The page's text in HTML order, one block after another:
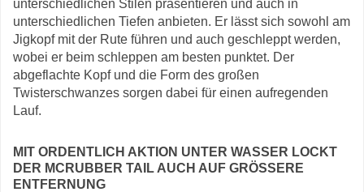
unterschiedlichen Stilen präsentieren und auch in
unterschiedlichen Tiefen anbieten. Er lässt sich sowohl am
Jigkopf mit der Rute führen und auch geschleppt werden,
wobei er beim schleppen am besten punktet. Der
abgeflachte Kopf und die Form des großen
Twisterschwanzes sorgen dabei für einen aufregenden
Lauf.
MIT ORDENTLICH AKTION UNTER WASSER LOCKT
DER MCRUBBER TAIL AUCH AUF GRÖSSERE E
NTFERNUNG